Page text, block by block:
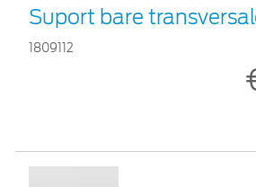
Suport bare
1809112